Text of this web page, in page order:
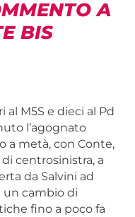
A
BIS
al M5S e dieci al Pd
l’agognato
a metà, con Conte,
centrosinistra, a
da Salvini ad
un cambio di
fino a poco fa